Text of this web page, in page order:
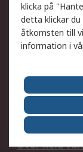
Leverans
Begär en
Om RS
Det juridiska
Jobba hos RS
Över hela
klicka på
detta klickar du
åtkomsten till
information i